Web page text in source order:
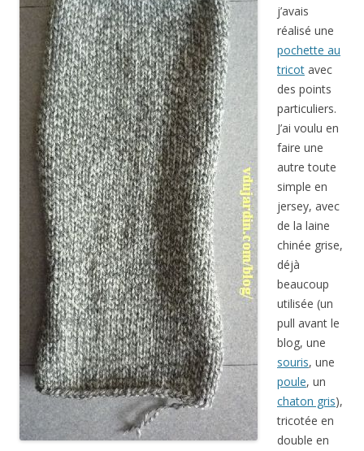
j’avais
réalisé une
pochette au
tricot avec
des points
particuliers.
J’ai voulu en
faire une
autre toute
simple en
jersey, avec
de la laine
chinée grise,
déjà
beaucoup
utilisée (un
pull avant le
blog, une
souris, une
poule, un
chaton gris),
tricotée en
double en